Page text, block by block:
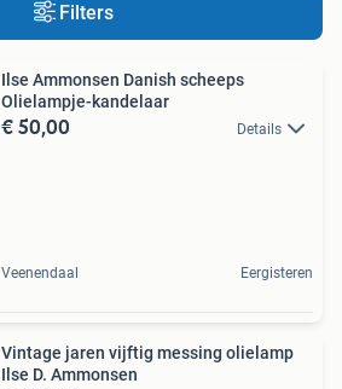
Filters
Ilse Ammonsen Danish scheeps
Olielampje-kandelaar
€ 50,00 Details
Veenendaal Eergisteren
Vintage jaren vijftig messing olielamp
Ilse D. Ammonsen